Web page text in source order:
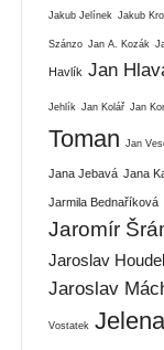
Jakub Jelínek Jakub
Szánzo Jan A. Kozák
Havlík Jan
Jehlík Jan Kolář Jan
Toman
Jan
Jana Jebavá Jana
Jarmila Bednaříková
Jaromír
Jaroslav
Jaroslav
Vostatek